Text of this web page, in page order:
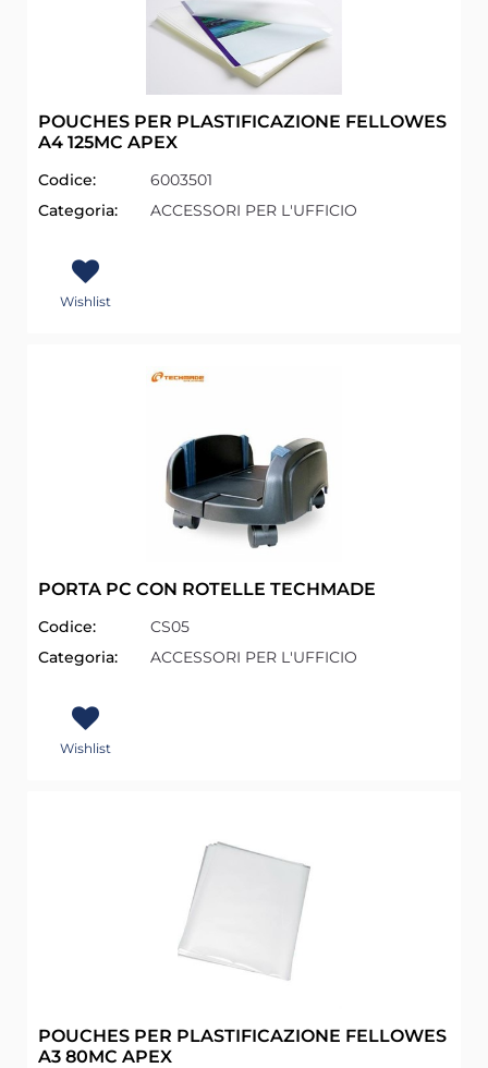
POUCHES PER PLASTIFICAZIONE FELLOWES
A4 125MC APEX
Codice:
6003501
Categoria:
ACCESSORI PER L'UFFICIO
Wishlist
PORTA PC CON ROTELLE TECHMADE
Codice:
CS05
Categoria:
ACCESSORI PER L'UFFICIO
Wishlist
POUCHES PER PLASTIFICAZIONE FELLOWES
A3 80MC APEX